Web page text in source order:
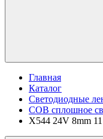
Главная
Каталог
Светодиодные
COB сплошное
X544 24V 8mm